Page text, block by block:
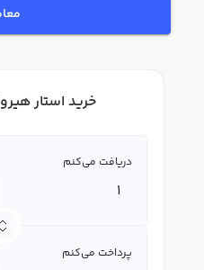
خرید استار
دریافت می‌کنم
پرداخت می‌کنم